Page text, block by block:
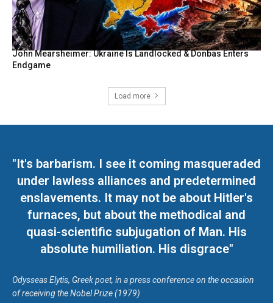
John Mearsheimer: Ukraine Is Landlocked & Donbas Enters
Endgame
Load more
"It's barbarism. I see it coming masqueraded
under lawless alliances and predetermined
enslavements. It may not be about Hitler's
furnaces, but about the methodical and
quasi-scientific subjugation of Man. His
absolute humiliation. His disgrace"
Odysseas Elytis, Greek poet, in a press conference on the occasion
of receiving the Nobel Prize (1979)